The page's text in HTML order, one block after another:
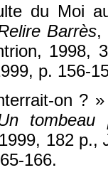
du Moi
Barrès,
1998,
p. 156-
on ?
tombeau
182 p.,
166.